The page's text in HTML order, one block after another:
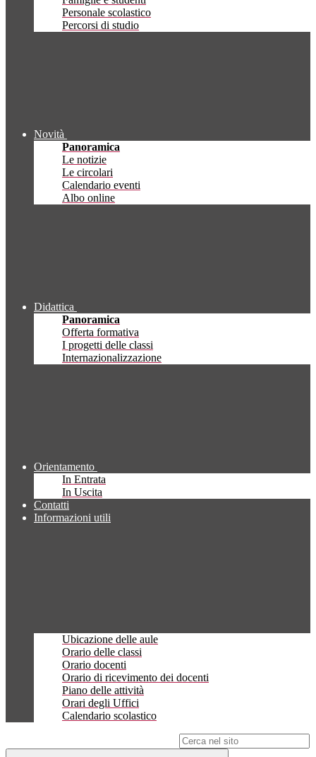
Personale scolastico
Percorsi di studio
Novità
Panoramica
Le notizie
Le circolari
Calendario eventi
Albo online
Didattica
Panoramica
Offerta formativa
I progetti delle classi
Internazionalizzazione
Orientamento
In Entrata
In Uscita
Contatti
Informazioni utili
Ubicazione delle aule
Orario delle classi
Orario docenti
Orario di ricevimento dei docenti
Piano delle attività
Orari degli Uffici
Calendario scolastico